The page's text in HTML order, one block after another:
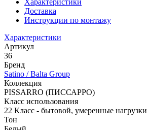
Характеристики
Доставка
Инструкции по монтажу
Характеристики
Артикул
36
Бренд
Satino / Balta Group
Коллекция
PISSARRO (ПИССАРРО)
Класс использования
22 Класс - бытовой, умеренные нагрузки
Тон